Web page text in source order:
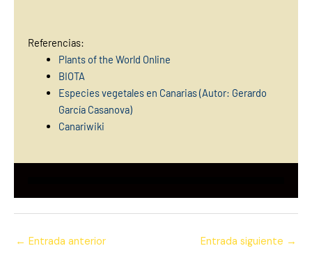
Referencias:
Plants of the World Online
BIOTA
Especies vegetales en Canarias (Autor: Gerardo
García Casanova)
Canariwiki
← Entrada anterior Entrada siguiente →